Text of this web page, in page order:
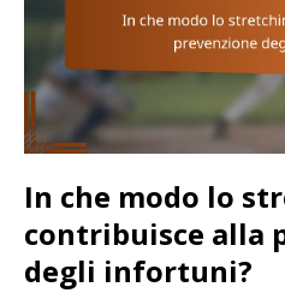
In che modo lo
contribuisce alla
degli infortuni?